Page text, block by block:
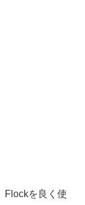
Flockを良く使